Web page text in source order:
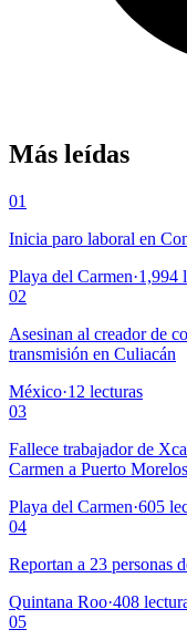
Más leídas
01
Inicia paro laboral en
Playa del Carmen·1,994
02
Asesinan al creador de
transmisión en Culiacán
México·12 lecturas
03
Fallece trabajador de
Carmen a Puerto Morelos
Playa del Carmen·605
04
Reportan a 23 personas
Quintana Roo·408
05